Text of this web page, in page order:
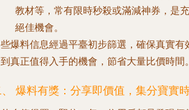
教材等，常有限時秒殺或滿減神券，是
絕佳機會。
爆料信息經過平臺初步篩選，確保真實有
真正值得入手的機會，節省大量比價時間。
爆料有獎：分享即價值，集分寶實